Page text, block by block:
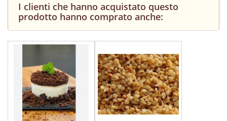
I clienti che hanno acquistato questo
prodotto hanno comprato anche: